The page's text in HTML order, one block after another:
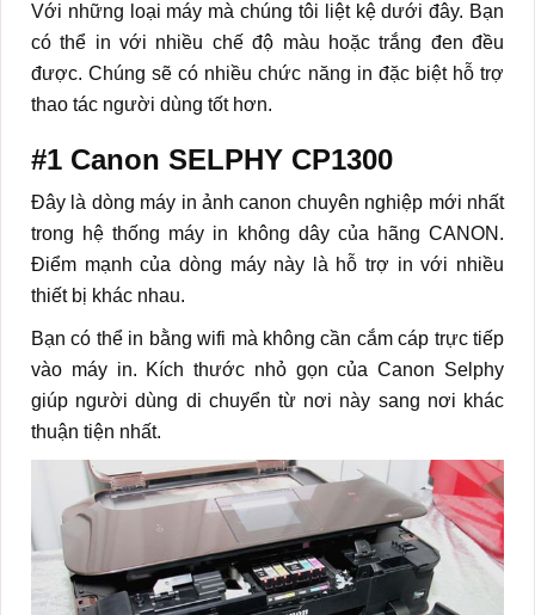
Với những loại máy mà chúng tôi liệt kệ dưới đây. Bạn
có thể in với nhiều chế độ màu hoặc trắng đen đều
được. Chúng sẽ có nhiều chức năng in đặc biệt hỗ trợ
thao tác người dùng tốt hơn.
#1 Canon SELPHY CP1300
Đây là dòng máy in ảnh canon chuyên nghiệp mới nhất
trong hệ thống máy in không dây của hãng CANON.
Điểm mạnh của dòng máy này là hỗ trợ in với nhiều
thiết bị khác nhau.
Bạn có thể in bằng wifi mà không cần cắm cáp trực tiếp
vào máy in. Kích thước nhỏ gọn của Canon Selphy
giúp người dùng di chuyển từ nơi này sang nơi khác
thuận tiện nhất.